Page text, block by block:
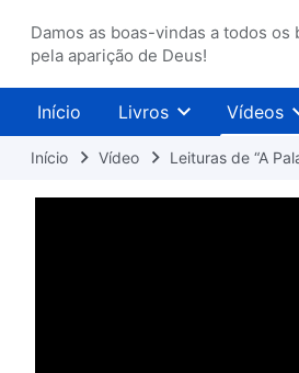
Damos as boas-vindas a todos os
pela aparição de Deus!
Início Livros Vídeos
Início Vídeo Leituras de “A